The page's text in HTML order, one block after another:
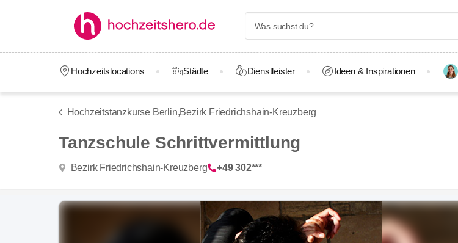
Hochzeitslocations Städte Dienstleister Ideen & Inspirationen
Hochzeitstanzkurse Berlin,Bezirk Friedrichshain-Kreuzberg
Tanzschule Schrittvermittlung
Bezirk Friedrichshain-Kreuzberg +49 302***